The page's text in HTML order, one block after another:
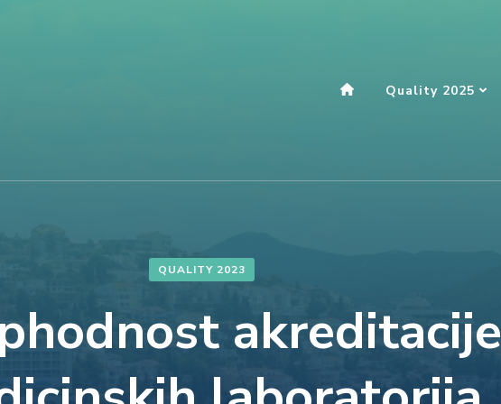
Quality 2025
QUALITY 2023
akreditacije